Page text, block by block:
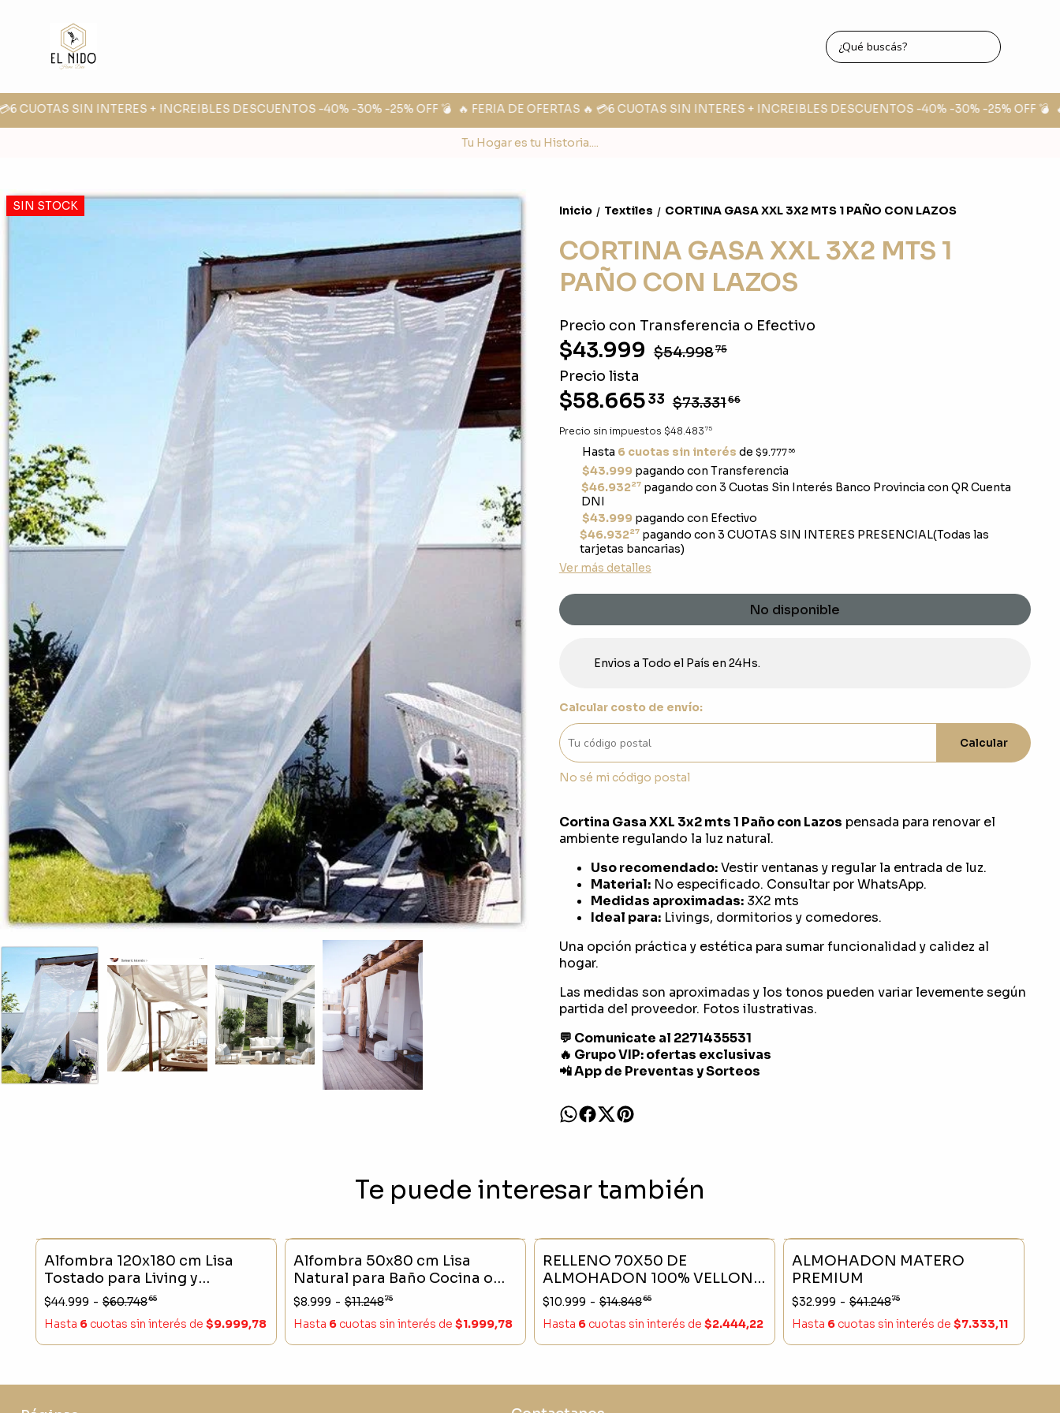
CUOTAS SIN INTERES + INCREIBLES DESCUENTOS -40% -30% -25% OFF 💣 🔥 FERIA DE OFERTAS 🔥 💳6 CUOTAS SIN INTERES + INCREIBLES DESCUENTOS -40% -30% -25% OFF 💣 🔥
Tu Hogar es tu Historia....
SIN STOCK Inicio / Textiles / CORTINA GASA XXL 3X2 MTS 1 PAÑO CON LAZOS
CORTINA GASA XXL 3X2 MTS 1
PAÑO CON LAZOS
Precio con Transferencia o Efectivo
$43.999 $54.99875
Precio lista
$58.66533 $73.33166
Precio sin impuestos $48.483 75
Hasta 6 cuotas sin interés de $9.777 56
$43.999pagando con Transferencia
$46.93227 pagando con 3 Cuotas Sin Interés Banco Provincia con QR Cuenta
DNI
$43.999pagando con Efectivo
$46.93227pagando con 3 CUOTAS SIN INTERES PRESENCIAL(Todas las
tarjetas bancarias)
Ver más detalles
No disponible
Envios a Todo el País en 24Hs.
Calcular costo de envío:
Calcular
No sé mi código postal
Cortina Gasa XXL 3x2 mts 1 Paño con Lazos pensada para renovar el
ambiente regulando la luz natural.
Uso recomendado:Vestir ventanas y regular la entrada de luz.
Material:No especificado. Consultar por WhatsApp.
Medidas aproximadas:3X2 mts
Ideal para:Livings, dormitorios y comedores.
Una opción práctica y estética para sumar funcionalidad y calidez al
hogar.
Las medidas son aproximadas y los tonos pueden variar levemente según
partida del proveedor. Fotos ilustrativas.
💬 Comunicate al 2271435531
🔥 Grupo VIP: ofertas exclusivas
📲 App de Preventas y Sorteos
Te puede interesar también
SIN STOCK
Alfombra 120x180 cm Lisa
Tostado para Living y
Dormitorio Moderna y
Decorativa
$44.999 - $60.74865
Hasta 6 cuotas sin interés de $9.999,78
SIN STOCK
Alfombra 50x80 cm Lisa
Natural para Baño Cocina o
Entrada Estilo Nórdico
$8.999 - $11.24875
Hasta 6 cuotas sin interés de $1.999,78
SIN STOCK
RELLENO 70X50 DE
ALMOHADON 100% VELLON
PREMIUM BIEN MULLIDO
$10.999 - $14.84865
Hasta 6 cuotas sin interés de $2.444,22
SIN STOCK
ALMOHADON MATERO
PREMIUM
$32.999 - $41.24875
Hasta 6 cuotas sin interés de $7.333,11